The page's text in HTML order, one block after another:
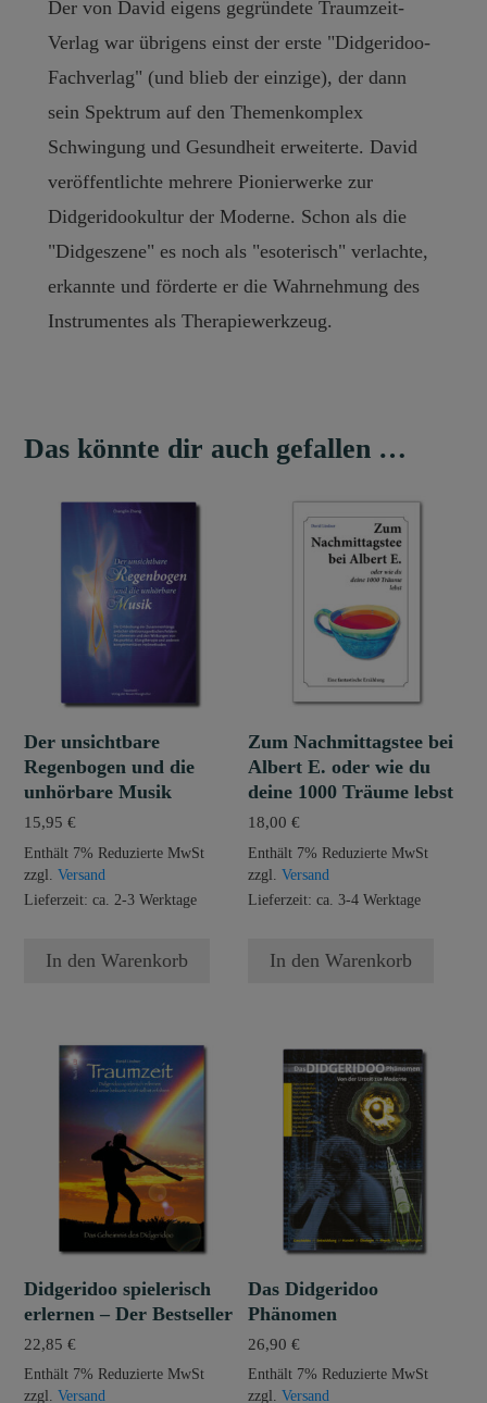
Der von David eigens gegründete Traumzeit-
Verlag war übrigens einst der erste "Didgeridoo-
Fachverlag" (und blieb der einzige), der dann
sein Spektrum auf den Themenkomplex
Schwingung und Gesundheit erweiterte. David
veröffentlichte mehrere Pionierwerke zur
Didgeridookultur der Moderne. Schon als die
"Didgeszene" es noch als "esoterisch" verlachte,
erkannte und förderte er die Wahrnehmung des
Instrumentes als Therapiewerkzeug.
Das könnte dir auch gefallen …
Der unsichtbare
Regenbogen und die
unhörbare Musik
15,95 €
Enthält 7% Reduzierte MwSt
zzgl. Versand
Lieferzeit: ca. 2-3 Werktage
In den Warenkorb
Zum Nachmittagstee bei
Albert E. oder wie du
deine 1000 Träume lebst
18,00€
Enthält 7% Reduzierte MwSt
zzgl.Versand
Lieferzeit: ca. 3-4 Werktage
In den Warenkorb
Didgeridoo spielerisch
erlernen – Der Bestseller
22,85 €
Enthält 7% Reduzierte MwSt
zzgl. Versand
Das Didgeridoo
Phänomen
26,90€
Enthält 7% Reduzierte MwSt
zzgl.Versand